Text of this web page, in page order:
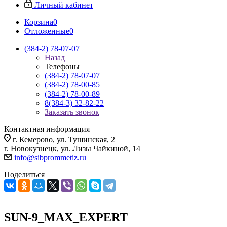
Личный кабинет
Корзина0
Отложенные0
(384-2) 78-07-07
Назад
Телефоны
(384-2) 78-07-07
(384-2) 78-00-85
(384-2) 78-00-89
8(384-3) 32-82-22
Заказать звонок
Контактная информация
г. Кемерово, ул. Тушинская, 2
г. Новокузнецк, ул. Лизы Чайкиной, 14
info@sibprommetiz.ru
Поделиться
SUN-9_MAX_EXPERT